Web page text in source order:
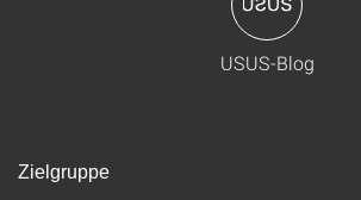
USUS-Blog
Zielgruppe